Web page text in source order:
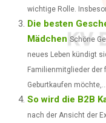
E
R
)
K
wichtige Rolle.
Die besten
Mädchen Schöne
neues Leben kündigt
Familienmitglieder der
Geburtkaufen möchte,...
So wird die B2B
nach der Ansicht der